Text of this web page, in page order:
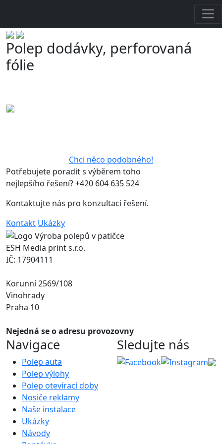
Snadná instalace • Férové ceny • Grafický návrh zdarma
Polep dodávky, perforovaná
fólie
Chci něco podobného!
Potřebujete poradit s výběrem toho
nejlepšího řešení? +420 604 635 524
Kontaktujte nás pro konzultaci řešení.
Kontakt Ukázky
ESH Media print s.r.o.
IČ: 17904111
Korunní 2569/108
Vinohrady
Praha 10
Nejedná se o adresu provozovny
Navigace
Polep auta
Polep výlohy
Polep otevírací doby
Nosiče reklamy
Naše instalace
Ukázky
Návody
Sledujte nás